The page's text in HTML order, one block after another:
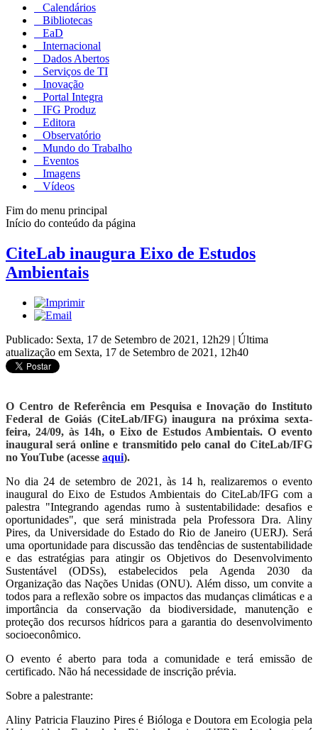
Calendários
Bibliotecas
EaD
Internacional
Dados Abertos
Serviços de TI
Inovação
Portal Integra
IFG Produz
Editora
Observatório
Mundo do Trabalho
Eventos
Imagens
Vídeos
Fim do menu principal
Início do conteúdo da página
CiteLab inaugura Eixo de Estudos
Ambientais
Publicado: Sexta, 17 de Setembro de 2021, 12h29 | Última
atualização em Sexta, 17 de Setembro de 2021, 12h40
O Centro de Referência em Pesquisa e Inovação do Instituto
Federal de Goiás (CiteLab/IFG) inaugura na próxima sexta-
feira, 24/09, às 14h, o Eixo de Estudos Ambientais. O evento
inaugural será online e transmitido pelo canal do CiteLab/IFG
no YouTube (acesse aqui).
No dia 24 de setembro de 2021, às 14 h, realizaremos o evento
inaugural do Eixo de Estudos Ambientais do CiteLab/IFG com a
palestra "Integrando agendas rumo à sustentabilidade: desafios e
oportunidades", que será ministrada pela Professora Dra. Aliny
Pires, da Universidade do Estado do Rio de Janeiro (UERJ). Será
uma oportunidade para discussão das tendências de sustentabilidade
e das estratégias para atingir os Objetivos do Desenvolvimento
Sustentável (ODSs), estabelecidos pela Agenda 2030 da
Organização das Nações Unidas (ONU). Além disso, um convite a
todos para a reflexão sobre os impactos das mudanças climáticas e a
importância da conservação da biodiversidade, manutenção e
proteção dos recursos hídricos para a garantia do desenvolvimento
socioeconômico.
O evento é aberto para toda a comunidade e terá emissão de
certificado. Não há necessidade de inscrição prévia.
Sobre a palestrante:
Aliny Patricia Flauzino Pires é Bióloga e Doutora em Ecologia pela